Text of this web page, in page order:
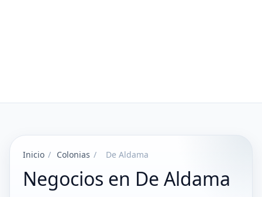
Inicio / Colonias / De Aldama
Negocios en De Aldama